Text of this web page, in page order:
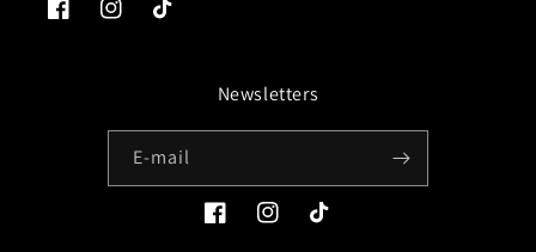
FacebookInstagramTikTok
Newsletters
E-mail
FacebookInstagramTikTok